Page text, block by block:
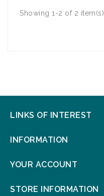
Showing 1-2 of 2 item(s)
LINKS OF INTEREST
INFORMATION
YOUR ACCOUNT
STORE INFORMATION